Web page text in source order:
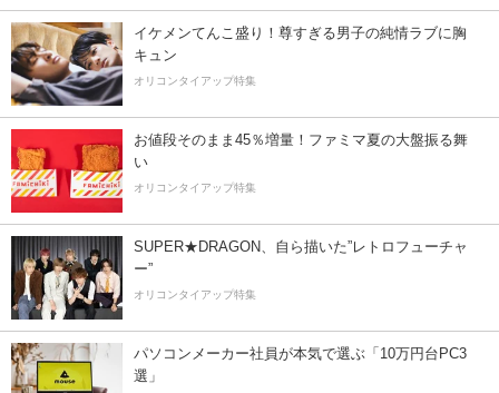
イケメンてんこ盛り！尊すぎる男子の純情ラブに胸
キュン
オリコンタイアップ特集
お値段そのまま45％増量！ファミマ夏の大盤振る舞
い
オリコンタイアップ特集
SUPER★DRAGON、自ら描いた”レトロフューチャ
ー”
オリコンタイアップ特集
パソコンメーカー社員が本気で選ぶ「10万円台PC3
選」